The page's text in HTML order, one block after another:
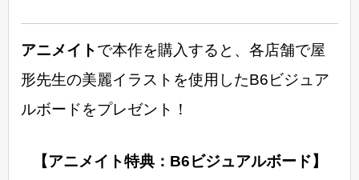
アニメイトで本作を購入すると、各店舗で屋
形先生の美麗イラストを使用したB6ビジュア
ルボードをプレゼント！
【アニメイト特典：B6ビジュアルボード】